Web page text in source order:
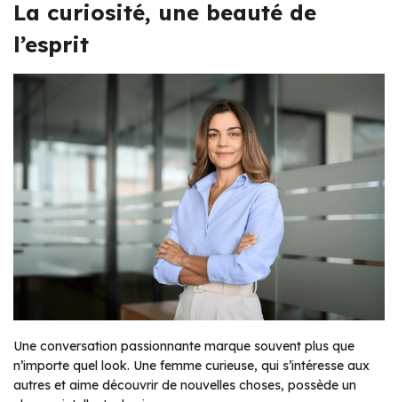
La curiosité, une beauté de
l’esprit
Une conversation passionnante marque souvent plus que
n’importe quel look. Une femme curieuse, qui s’intéresse aux
autres et aime découvrir de nouvelles choses, possède un